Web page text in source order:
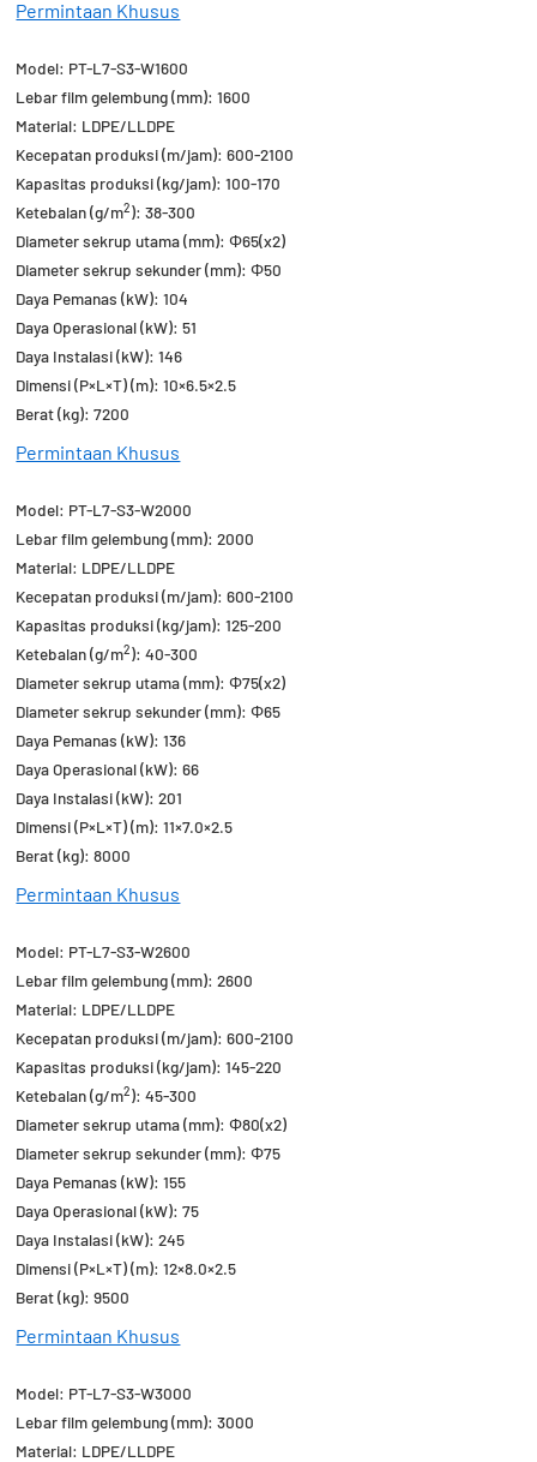
Permintaan Khusus
Model: PT-L7-S3-W1600
Lebar film gelembung (mm): 1600
Material: LDPE/LLDPE
Kecepatan produksi (m/jam): 600-2100
Kapasitas produksi (kg/jam): 100-170
Ketebalan (g/m2): 38-300
Diameter sekrup utama (mm): Φ65(x2)
Diameter sekrup sekunder (mm): Φ50
Daya Pemanas (kW): 104
Daya Operasional (kW): 51
Daya Instalasi (kW): 146
Dimensi (P×L×T) (m): 10×6.5×2.5
Berat (kg): 7200
Permintaan Khusus
Model: PT-L7-S3-W2000
Lebar film gelembung (mm): 2000
Material: LDPE/LLDPE
Kecepatan produksi (m/jam): 600-2100
Kapasitas produksi (kg/jam): 125-200
Ketebalan (g/m2): 40-300
Diameter sekrup utama (mm): Φ75(x2)
Diameter sekrup sekunder (mm): Φ65
Daya Pemanas (kW): 136
Daya Operasional (kW): 66
Daya Instalasi (kW): 201
Dimensi (P×L×T) (m): 11×7.0×2.5
Berat (kg): 8000
Permintaan Khusus
Model: PT-L7-S3-W2600
Lebar film gelembung (mm): 2600
Material: LDPE/LLDPE
Kecepatan produksi (m/jam): 600-2100
Kapasitas produksi (kg/jam): 145-220
Ketebalan (g/m2): 45-300
Diameter sekrup utama (mm): Φ80(x2)
Diameter sekrup sekunder (mm): Φ75
Daya Pemanas (kW): 155
Daya Operasional (kW): 75
Daya Instalasi (kW): 245
Dimensi (P×L×T) (m): 12×8.0×2.5
Berat (kg): 9500
Permintaan Khusus
Model: PT-L7-S3-W3000
Lebar film gelembung (mm): 3000
Material: LDPE/LLDPE